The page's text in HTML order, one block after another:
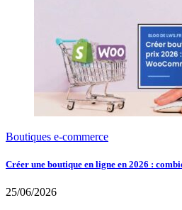
Boutiques e-commerce
Créer une boutique en ligne en 2026 :
25/06/2026